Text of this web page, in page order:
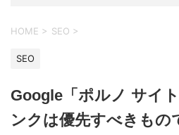
HOME > SEO >
SEO
Google「ポルノ サイ
ンクは優先すべきもの